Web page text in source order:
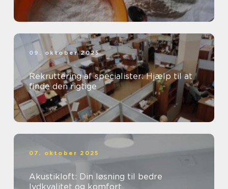
09. oktober 2025
Rekruttering af specialister: Hjælp til at
finde den rigtige
07. oktober 2025
Akustikloft: Din løsning til bedre
lydkvalitet og komfort